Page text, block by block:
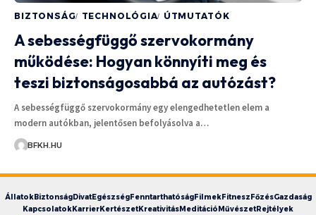
BIZTONSÁG TECHNOLÓGIA ÚTMUTATÓK
A sebességfüggő szervokormány
működése: Hogyan könnyíti meg és
teszi biztonságosabbá az autózást?
A sebességfüggő szervokormány egy elengedhetetlen elem a
modern autókban, jelentősen befolyásolva a…
BFKH.HU
ÁllatokBiztonságDivatEgészségFenntarthatóságFilmekFitneszFőzésGazdaság
KapcsolatokKarrierKertészetKreativitásMeditációMűvészetRejtélyek